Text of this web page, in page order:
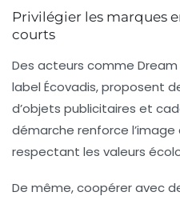
Privilégier les marques
courts
Des acteurs comme
label Écovadis, proposent
d’objets publicitaires et
démarche renforce
respectant les valeurs
De même, coopérer avec